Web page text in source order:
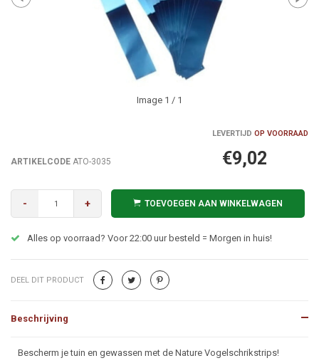
Image 1 / 1
LEVERTIJD OP VOORRAAD
ARTIKELCODE ATO-3035 €9,02
- + TOEVOEGEN AAN WINKELWAGEN
Alles op voorraad? Voor 22:00 uur besteld = Morgen in huis!
DEEL DIT PRODUCT
Beschrijving
Beschrijving
Bescherm je tuin en gewassen met de Nature Vogelschrikstrips!